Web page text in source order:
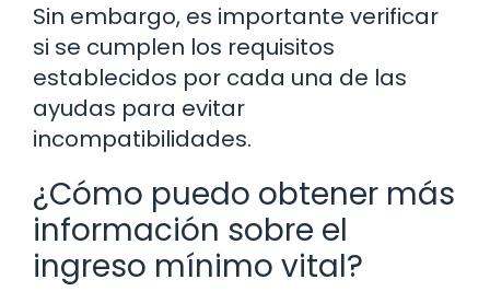
Sin embargo, es importante verificar
si se cumplen los requisitos
establecidos por cada una de las
ayudas para evitar
incompatibilidades.
¿Cómo puedo obtener más
información sobre el
ingreso mínimo vital?